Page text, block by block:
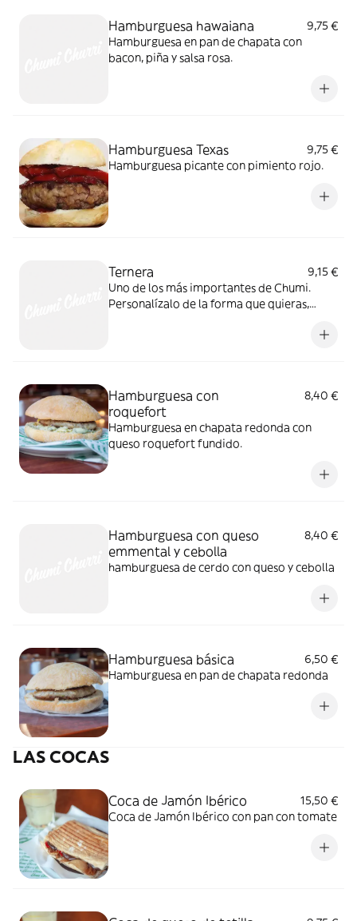
Hamburguesa hawaiana
9,75 €
Hamburguesa en pan de chapata con
bacon, piña y salsa rosa.
Hamburguesa Texas
9,75 €
Hamburguesa picante con pimiento rojo.
Ternera
9,15 €
Uno de los más importantes de Chumi.
Personalízalo de la forma que quieras,
Hamburguesa con
roquefort
8,40 €
Hamburguesa en chapata redonda con
queso roquefort fundido.
Hamburguesa con queso
emmental y cebolla
8,40 €
hamburguesa de cerdo con queso y cebolla
Hamburguesa básica
6,50 €
Hamburguesa en pan de chapata redonda
LAS COCAS
Coca de Jamón Ibérico
15,50 €
Coca de Jamón Ibérico con pan con tomate